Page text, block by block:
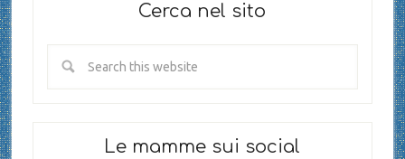
Cerca nel sito
Le mamme sui social